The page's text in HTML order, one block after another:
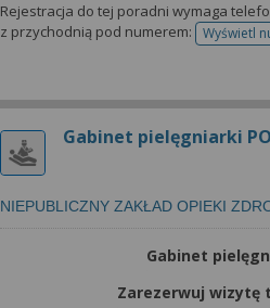
Rejestracja do tej poradni wymaga
z przychodnią pod numerem:
Wyświetl
Gabinet pielęgniarki
NIEPUBLICZNY ZAKŁAD OPIEKI
Gabinet
Zarezerwuj wizytę